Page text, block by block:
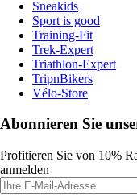
Sneakids
Sport is good
Training-Fit
Trek-Expert
Triathlon-Expert
TripnBikers
Vélo-Store
Abonnieren Sie
Profitieren Sie von 10%
anmelden